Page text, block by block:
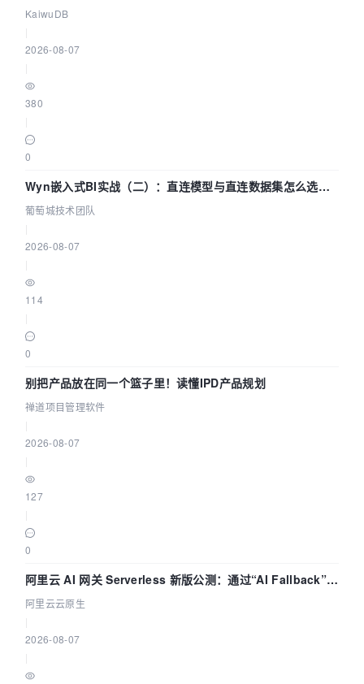
技术路径
KaiwuDB
2026-08-07
380
0
Wyn嵌入式BI实战（二）：直连模型与直连数据集怎么选，
参数为什么不生效？| 葡萄城技术团队
葡萄城技术团队
2026-08-07
114
0
别把产品放在同一个篮子里！读懂IPD产品规划
禅道项目管理软件
2026-08-07
127
0
阿里云 AI 网关 Serverless 新版公测：通过“AI Fallback”与
拓扑可视化构建 AI 流量治理底座
阿里云云原生
2026-08-07